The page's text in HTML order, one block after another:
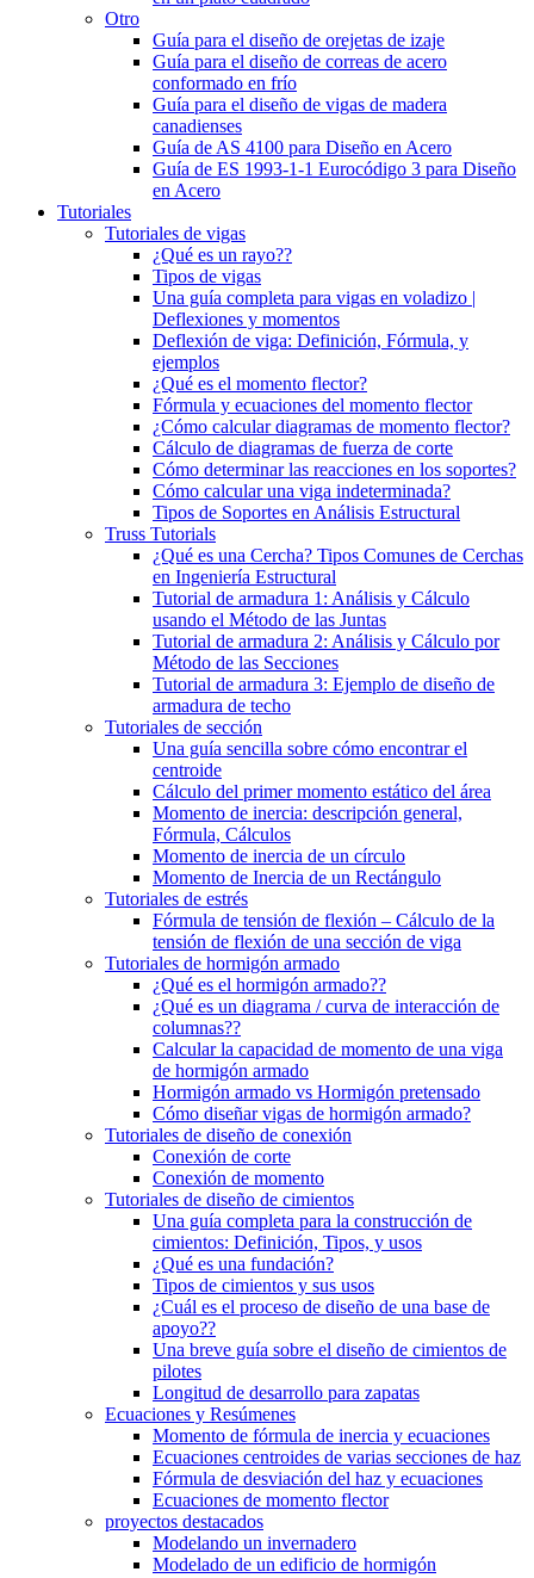
Otro
Guía para el diseño de orejetas de izaje
Guía para el diseño de correas de acero
conformado en frío
Guía para el diseño de vigas de madera
canadienses
Guía de AS 4100 para Diseño en Acero
Guía de ES 1993-1-1 Eurocódigo 3 para Diseño
en Acero
Tutoriales
Tutoriales de vigas
¿Qué es un rayo??
Tipos de vigas
Una guía completa para vigas en voladizo |
Deflexiones y momentos
Deflexión de viga: Definición, Fórmula, y
ejemplos
¿Qué es el momento flector?
Fórmula y ecuaciones del momento flector
¿Cómo calcular diagramas de momento flector?
Cálculo de diagramas de fuerza de corte
Cómo determinar las reacciones en los soportes?
Cómo calcular una viga indeterminada?
Tipos de Soportes en Análisis Estructural
Truss Tutorials
¿Qué es una Cercha? Tipos Comunes de Cerchas
en Ingeniería Estructural
Tutorial de armadura 1: Análisis y Cálculo
usando el Método de las Juntas
Tutorial de armadura 2: Análisis y Cálculo por
Método de las Secciones
Tutorial de armadura 3: Ejemplo de diseño de
armadura de techo
Tutoriales de sección
Una guía sencilla sobre cómo encontrar el
centroide
Cálculo del primer momento estático del área
Momento de inercia: descripción general,
Fórmula, Cálculos
Momento de inercia de un círculo
Momento de Inercia de un Rectángulo
Tutoriales de estrés
Fórmula de tensión de flexión – Cálculo de la
tensión de flexión de una sección de viga
Tutoriales de hormigón armado
¿Qué es el hormigón armado??
¿Qué es un diagrama / curva de interacción de
columnas??
Calcular la capacidad de momento de una viga
de hormigón armado
Hormigón armado vs Hormigón pretensado
Cómo diseñar vigas de hormigón armado?
Tutoriales de diseño de conexión
Conexión de corte
Conexión de momento
Tutoriales de diseño de cimientos
Una guía completa para la construcción de
cimientos: Definición, Tipos, y usos
¿Qué es una fundación?
Tipos de cimientos y sus usos
¿Cuál es el proceso de diseño de una base de
apoyo??
Una breve guía sobre el diseño de cimientos de
pilotes
Longitud de desarrollo para zapatas
Ecuaciones y Resúmenes
Momento de fórmula de inercia y ecuaciones
Ecuaciones centroides de varias secciones de haz
Fórmula de desviación del haz y ecuaciones
Ecuaciones de momento flector
proyectos destacados
Modelando un invernadero
Modelado de un edificio de hormigón